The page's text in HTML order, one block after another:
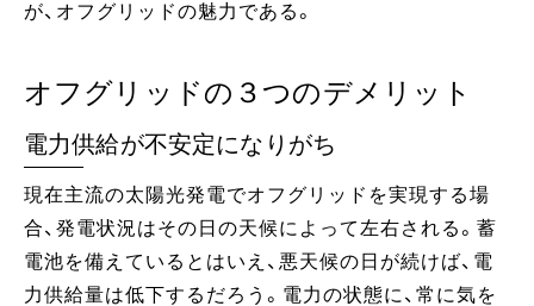
が、オフグリッドの魅力である。
オフグリッドの３つのデメリット
電力供給が不安定になりがち
現在主流の太陽光発電でオフグリッドを実現する場
合、発電状況はその日の天候によって左右される。蓄
電池を備えているとはいえ、悪天候の日が続けば、電
力供給量は低下するだろう。電力の状態に、常に気を